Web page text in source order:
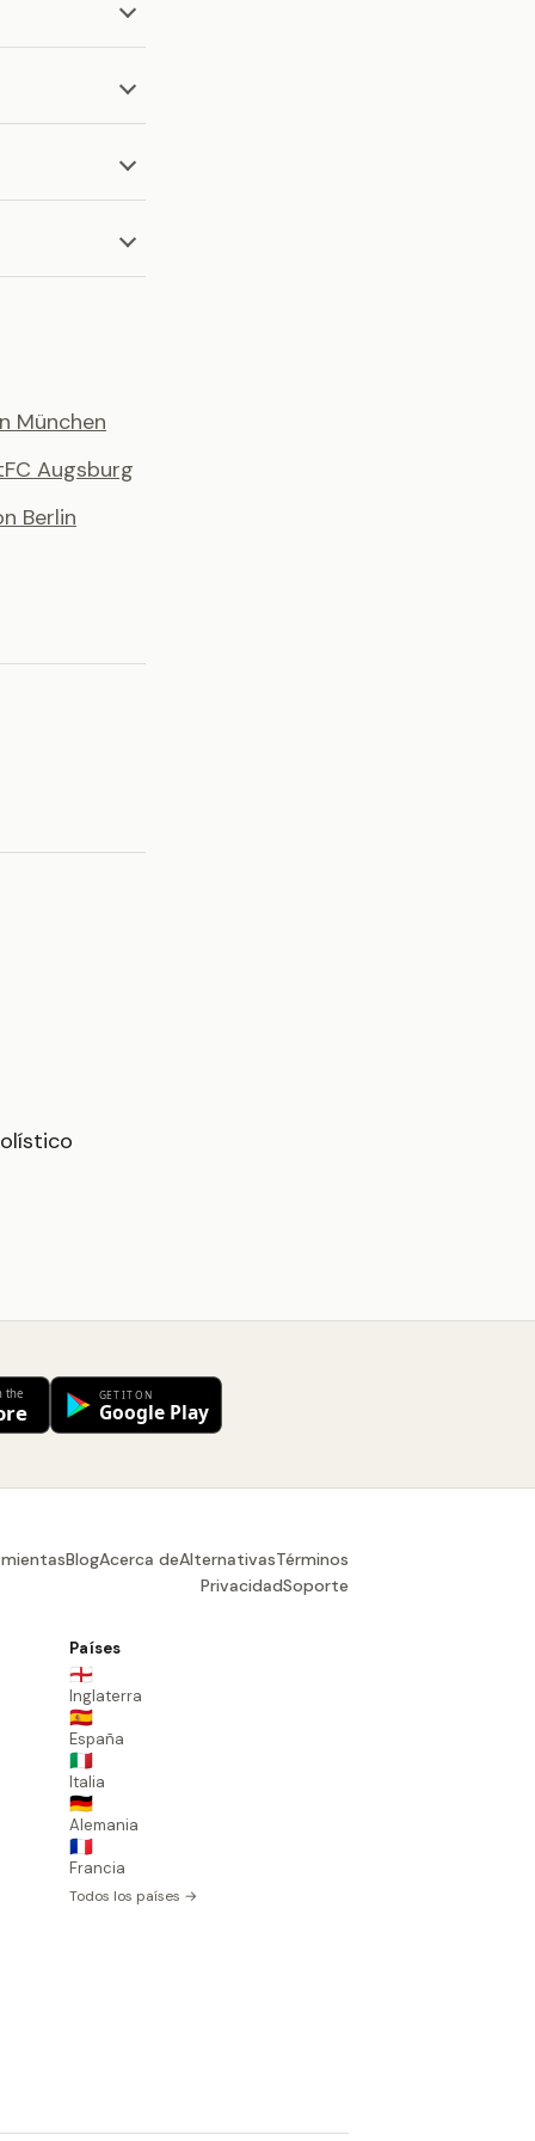
München
FC Augsburg
Berlin
BlogAcerca deAlternativasTérminos
PrivacidadSoporte
Países
🏴󠁧󠁢󠁥󠁮󠁧󠁿
Inglaterra
🇪🇸
España
🇮🇹
Italia
🇩🇪
Alemania
🇫🇷
Francia
Todos los países →